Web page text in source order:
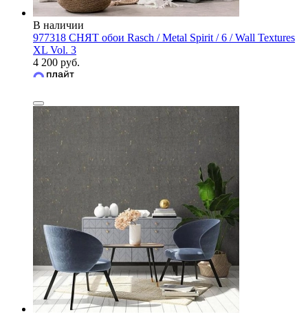
В наличии
977318 СНЯТ обои Rasch / Metal Spirit / 6 / Wall Textures
XL Vol. 3
4 200 руб.